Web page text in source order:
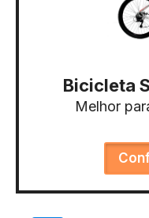
Bicicleta
Melhor